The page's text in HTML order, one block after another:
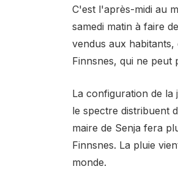
C'est l'après-midi au
samedi matin à faire
vendus aux
Finnsnes, qui ne peut
La configuration de la
le spectre distribuent
maire de Senja fera
Finnsnes. La pluie
monde.